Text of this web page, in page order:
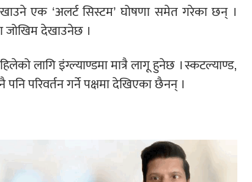
एक ‘अलर्ट सिस्टम’ घोषणा समेत गरेका छन् ।
जोखिम देखाउनेछ ।
लागि इंग्ल्याण्डमा मात्रै लागू हुनेछ । स्कटल्याण्ड,
परिवर्तन गर्ने पक्षमा देखिएका छैनन् ।